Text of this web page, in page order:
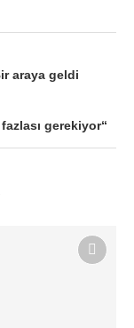
araya geldi
gerekiyor“